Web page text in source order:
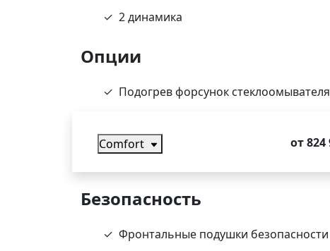
2 динамика
Опции
Подогрев форсунок стеклоомывателя
Comfort от 824
Безопасность
Фронтальные подушки безопасности